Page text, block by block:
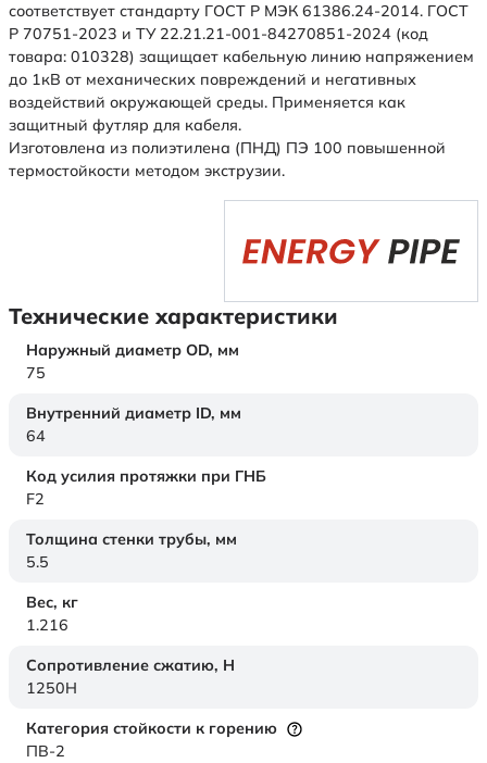
соответствует стандарту ГОСТ Р МЭК 61386.24-2014. ГОСТ
Р 70751-2023 и ТУ 22.21.21-001-84270851-2024 (код
товара: 010328) защищает кабельную линию напряжением
до 1кВ от механических повреждений и негативных
воздействий окружающей среды. Применяется как
защитный футляр для кабеля.
Изготовлена из полиэтилена (ПНД) ПЭ 100 повышенной
термостойкости методом экструзии.
Технические характеристики
Наружный диаметр OD, мм
75
Внутренний диаметр ID, мм
64
Код усилия протяжки при ГНБ
F2
Толщина стенки трубы, мм
5.5
Вес, кг
1.216
Сопротивление сжатию, Н
1250H
Категория стойкости к горению
ПВ-2